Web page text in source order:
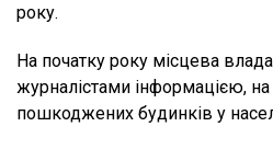
року.
На початку року місцева влада
журналістами інформацією,
пошкоджених будинків у